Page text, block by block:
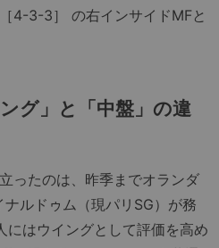
4-3-3］ の右インサイドMFと
グ」と「中盤」の違
ったのは、昨季までオランダ
ルドゥム（現パリSG）が務
はウイングとして評価を高め